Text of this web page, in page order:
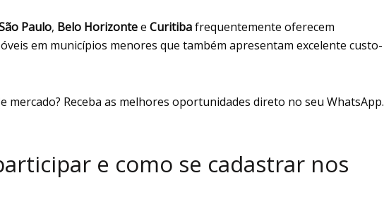
Paulo, Belo Horizontee Curitibafrequentemente oferecem
em municípios menores que também apresentam excelente custo-
mercado? Receba as melhores oportunidades direto no seu WhatsApp.
e como se cadastrar nos